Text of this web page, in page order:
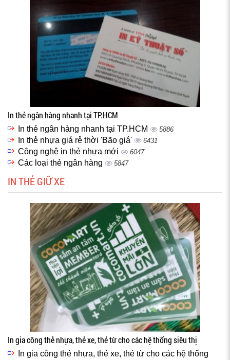
In thẻ ngân hàng nhanh tại TP.HCM
In thẻ ngân hàng nhanh tại TP.HCM 5886
In thẻ nhựa giá rẻ thời 'Bão giá' 6431
Công nghệ in thẻ nhựa mới 6047
Các loại thẻ ngân hàng 5847
IN THẺ GIỮ XE
In gia công thẻ nhựa, thẻ xe, thẻ từ cho các hệ thống siêu thị
In gia công thẻ nhựa, thẻ xe, thẻ từ cho các hệ thống